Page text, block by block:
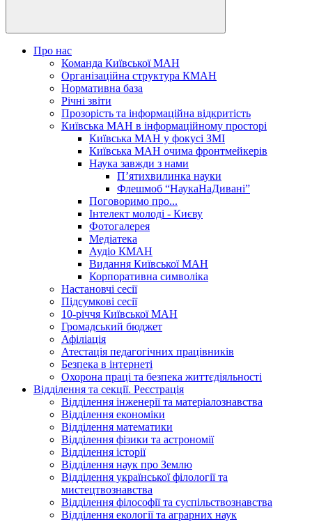
Про нас
Команда Київської МАН
Організаційна структура КМАН
Нормативна база
Річні звіти
Прозорість та інформаційна відкритість
Київська МАН в інформаційному просторі
Київська МАН у фокусі ЗМІ
Київська МАН очима фронтмейкерів
Наука завжди з нами
П’ятихвилинка науки
Флешмоб “НаукаНаДивані”
Поговоримо про...
Інтелект молоді - Києву
Фотогалерея
Медіатека
Аудіо КМАН
Видання Київської МАН
Корпоративна символіка
Настановчі сесії
Підсумкові сесії
10-річчя Київської МАН
Громадський бюджет
Афіліація
Атестація педагогічних працівників
Безпека в інтернеті
Охорона праці та безпека життєдіяльності
Відділення та секції. Реєстрація
Відділення інженерії та матеріалознавства
Відділення економіки
Відділення математики
Відділення фізики та астрономії
Відділення історії
Відділення наук про Землю
Відділення української філології та
мистецтвознавства
Відділення філософії та суспільствознавства
Відділення екології та аграрних наук